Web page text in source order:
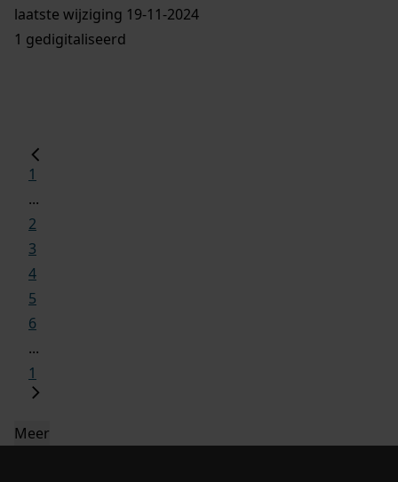
laatste wijziging 19-11-2024
1 gedigitaliseerd
1
...
2
3
4
5
6
...
1
Meer